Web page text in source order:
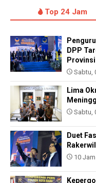
Top 24 Jam
DPP
Provinsi
Sabtu,
Lima
Sabtu,
Duet
10